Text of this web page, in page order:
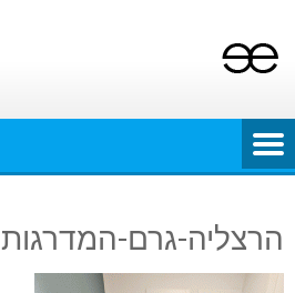
content
הרצליה-גרם-המדרגות